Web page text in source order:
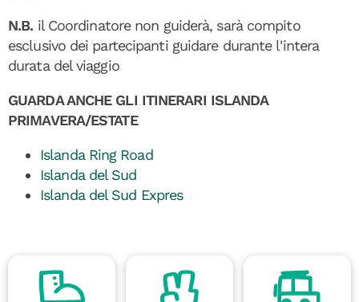
N.B. il Coordinatore non guiderà, sarà compito
esclusivo dei partecipanti guidare durante l'intera
durata del viaggio
GUARDA ANCHE GLI ITINERARI ISLANDA
PRIMAVERA/ESTATE
Islanda Ring Road
Islanda del Sud
Islanda del Sud Expres